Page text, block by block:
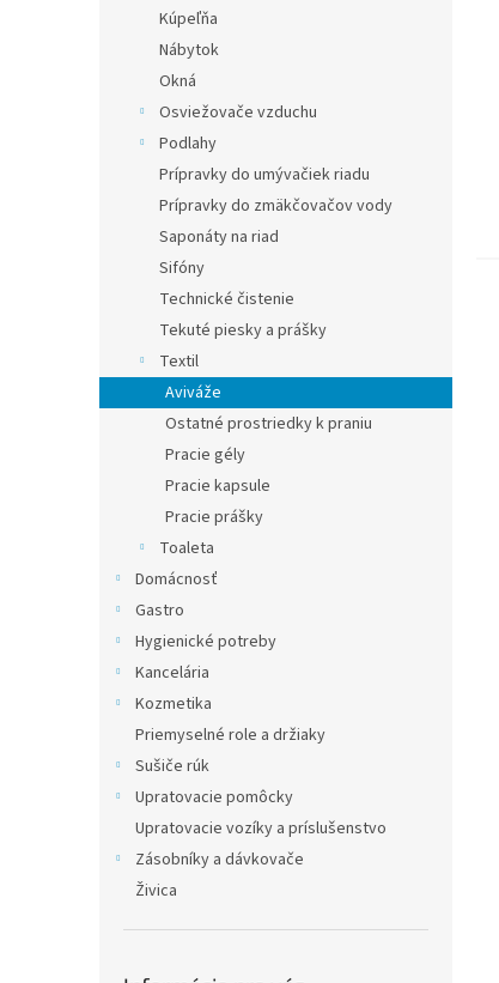
Kúpeľňa
Nábytok
Okná
Osviežovače vzduchu
Podlahy
Prípravky do umývačiek riadu
Prípravky do zmäkčovačov vody
Saponáty na riad
Sifóny
Technické čistenie
Tekuté piesky a prášky
Textil
Aviváže
Ostatné prostriedky k praniu
Pracie gély
Pracie kapsule
Pracie prášky
Toaleta
Domácnosť
Gastro
Hygienické potreby
Kancelária
Kozmetika
Priemyselné role a držiaky
Sušiče rúk
Upratovacie pomôcky
Upratovacie vozíky a príslušenstvo
Zásobníky a dávkovače
Živica